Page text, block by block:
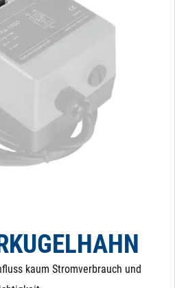
kaum Stromverbrauch und